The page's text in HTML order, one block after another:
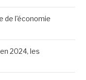
de l'économie
2024, les